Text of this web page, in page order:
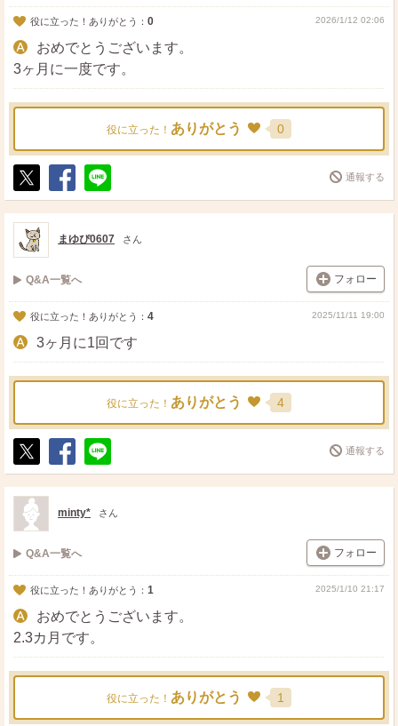
役に立った！ありがとう： 0 2026/1/12 02:06
おめでとうございます。
3ヶ月に一度です。
役に立った！ ありがとう 0
ポ
ス
ト
シ
ェ
送
る
通報する
まゆぴ0607 さん
Q&A一覧へ フォロー
役に立った！ありがとう： 4 2025/11/11 19:00
3ヶ月に1回です
役に立った！ ありがとう 4
ポ
ス
ト
シ
ェ
送
る
通報する
minty* さん
Q&A一覧へ フォロー
役に立った！ありがとう： 1 2025/1/10 21:17
おめでとうございます。
2.3カ月です。
役に立った！ ありがとう 1